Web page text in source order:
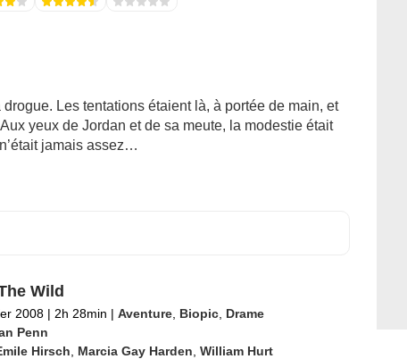
drogue. Les tentations étaient là, à portée de main, et
yeux de Jordan et de sa meute, la modestie était
jamais assez…
Wild
2008 | 2h 28min | Aventure, Biopic, Drame
Penn
Hirsch Marcia Gay Harden William Hurt